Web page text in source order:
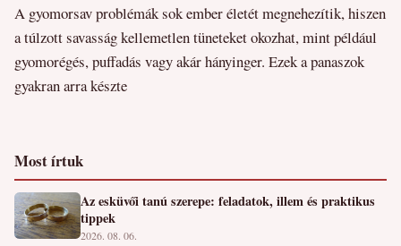
A gyomorsav problémák sok ember életét megnehezítik, hiszen
a túlzott savasság kellemetlen tüneteket okozhat, mint például
gyomorégés, puffadás vagy akár hányinger. Ezek a panaszok
gyakran arra készte
Most írtuk
Az esküvői tanú szerepe: feladatok, illem és praktikus
tippek
2026. 08. 06.